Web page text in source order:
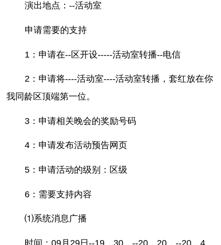
演出地点：--活动室
申请需要的支持
1：申请在--区开设-----活动室转播--电信
2：申请将----活动室----活动室转播，套红放在你
我同龄区顶端第一位。
3：申请相关晚会的奖励号码
4：申请发布活动预告网页
5：申请活动的级别：区级
6：需要支持内容
⑴系统消息广播
时间：09月29日--19，30，--20，20，--20，4